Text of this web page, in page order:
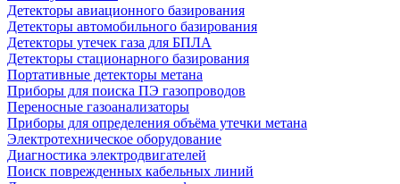
Детекторы авиационного базирования
Детекторы автомобильного базирования
Детекторы утечек газа для БПЛА
Детекторы стационарного базирования
Портативные детекторы метана
Приборы для поиска ПЭ газопроводов
Переносные газоанализаторы
Приборы для определения объёма утечки метана
Электротехническое оборудование
Диагностика электродвигателей
Поиск поврежденных кабельных линий